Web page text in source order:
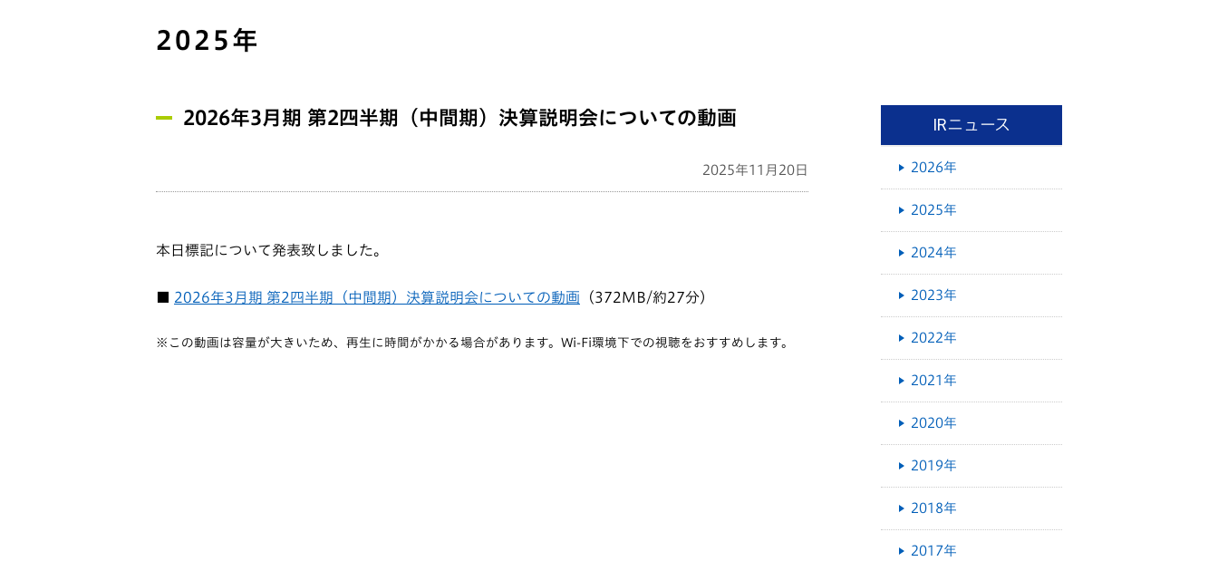
2025年
2026年3月期 第2四半期（中間期）決算説明会についての動画
2025年11月20日
本日標記について発表致しました。
2026年3月期 第2四半期（中間期）決算説明会についての動画 （372MB/約27分）
※この動画は容量が大きいため、再生に時間がかかる場合があります。Wi-Fi環境下での視聴をおすすめします。
IRニュース
2026年
2025年
2024年
2023年
2022年
2021年
2020年
2019年
2018年
2017年